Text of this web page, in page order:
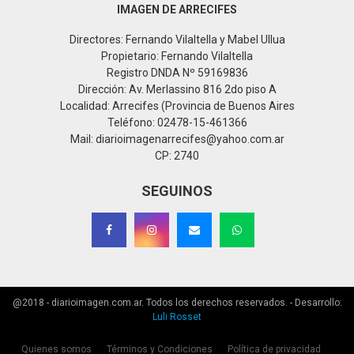
IMAGEN DE ARRECIFES
Directores: Fernando Vilaltella y Mabel Ullua
Propietario: Fernando Vilaltella
Registro DNDA Nº 59169836
Dirección: Av. Merlassino 816 2do piso A
Localidad: Arrecifes (Provincia de Buenos Aires
Teléfono: 02478-15-461366
Mail: diarioimagenarrecifes@yahoo.com.ar
CP: 2740
SEGUINOS
@2018 - diarioimagen.com.ar. Todos los derechos reservados. - Desarrollo:
Luli Rosset
Quienes somos Términos y Condiciones Política de privacidad